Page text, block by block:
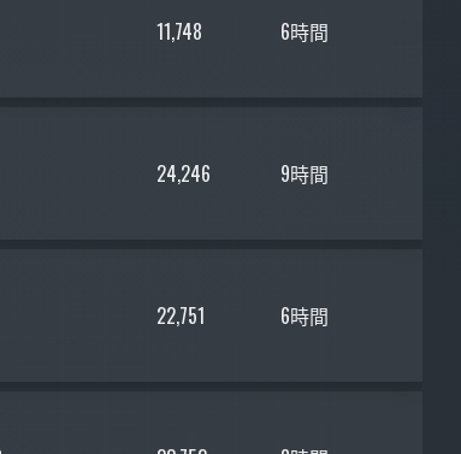
11,748 6時間
24,246 9時間
22,751 6時間